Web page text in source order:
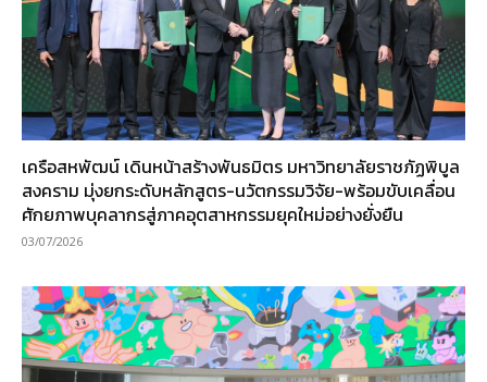
เครือสหพัฒน์ เดินหน้าสร้างพันธมิตร มหาวิทยาลัยราชภัฏพิบูล
สงคราม มุ่งยกระดับหลักสูตร-นวัตกรรมวิจัย-พร้อมขับเคลื่อน
ศักยภาพบุคลากรสู่ภาคอุตสาหกรรมยุคใหม่อย่างยั่งยืน
03/07/2026